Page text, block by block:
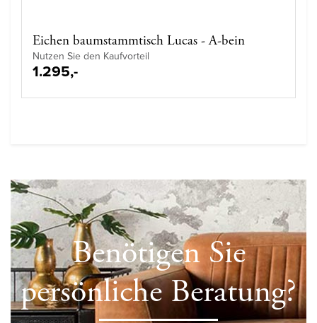
Eichen baumstammtisch Lucas - A-bein
Nutzen Sie den Kaufvorteil
1.295,-
Benötigen Sie
persönliche Beratung?